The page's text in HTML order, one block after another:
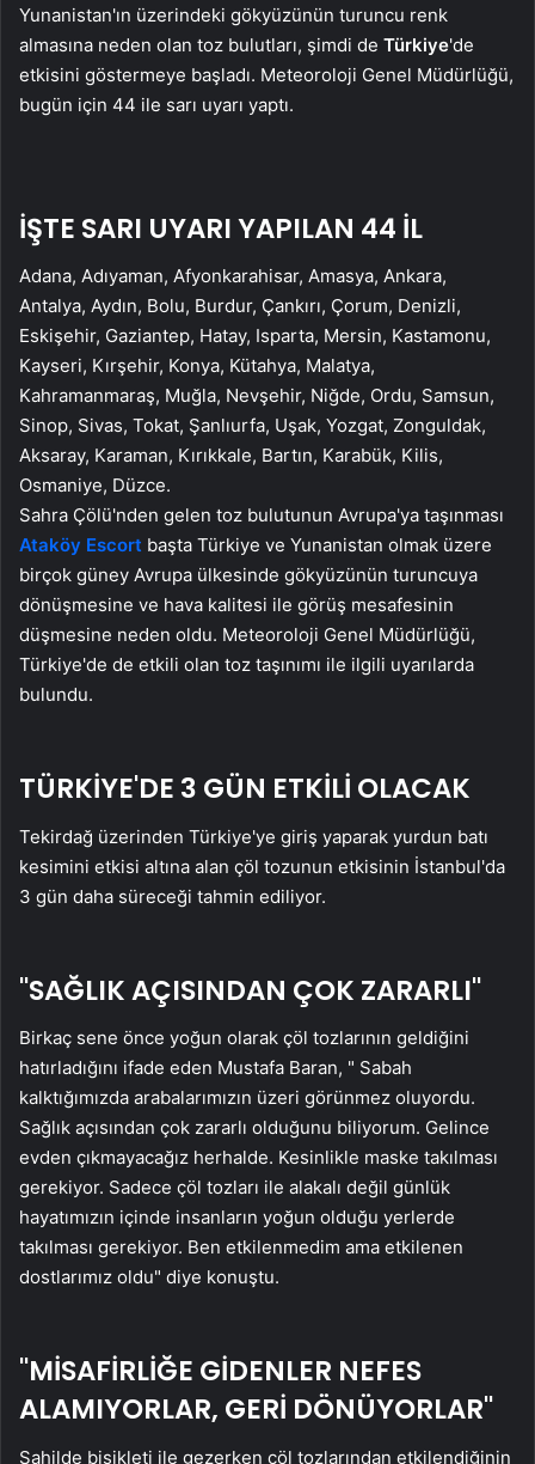
Yunanistan'ın üzerindeki gökyüzünün turuncu renk
almasına neden olan toz bulutları, şimdi de Türkiye'de
etkisini göstermeye başladı. Meteoroloji Genel Müdürlüğü,
bugün için 44 ile sarı uyarı yaptı.
İŞTE SARI UYARI YAPILAN 44 İL
Adana, Adıyaman, Afyonkarahisar, Amasya, Ankara,
Antalya, Aydın, Bolu, Burdur, Çankırı, Çorum, Denizli,
Eskişehir, Gaziantep, Hatay, Isparta, Mersin, Kastamonu,
Kayseri, Kırşehir, Konya, Kütahya, Malatya,
Kahramanmaraş, Muğla, Nevşehir, Niğde, Ordu, Samsun,
Sinop, Sivas, Tokat, Şanlıurfa, Uşak, Yozgat, Zonguldak,
Aksaray, Karaman, Kırıkkale, Bartın, Karabük, Kilis,
Osmaniye, Düzce.
Sahra Çölü'nden gelen toz bulutunun Avrupa'ya taşınması
Ataköy Escort başta Türkiye ve Yunanistan olmak üzere
birçok güney Avrupa ülkesinde gökyüzünün turuncuya
dönüşmesine ve hava kalitesi ile görüş mesafesinin
düşmesine neden oldu. Meteoroloji Genel Müdürlüğü,
Türkiye'de de etkili olan toz taşınımı ile ilgili uyarılarda
bulundu.
TÜRKİYE'DE 3 GÜN ETKİLİ OLACAK
Tekirdağ üzerinden Türkiye'ye giriş yaparak yurdun batı
kesimini etkisi altına alan çöl tozunun etkisinin İstanbul'da
3 gün daha süreceği tahmin ediliyor.
"SAĞLIK AÇISINDAN ÇOK ZARARLI"
Birkaç sene önce yoğun olarak çöl tozlarının geldiğini
hatırladığını ifade eden Mustafa Baran, " Sabah
kalktığımızda arabalarımızın üzeri görünmez oluyordu.
Sağlık açısından çok zararlı olduğunu biliyorum. Gelince
evden çıkmayacağız herhalde. Kesinlikle maske takılması
gerekiyor. Sadece çöl tozları ile alakalı değil günlük
hayatımızın içinde insanların yoğun olduğu yerlerde
takılması gerekiyor. Ben etkilenmedim ama etkilenen
dostlarımız oldu" diye konuştu.
"MİSAFİRLİĞE GİDENLER NEFES
ALAMIYORLAR, GERİ DÖNÜYORLAR"
Sahilde bisikleti ile gezerken çöl tozlarından etkilendiğinin